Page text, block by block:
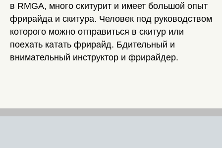
в RMGA, много скитурит и имеет большой опыт
фрирайда и скитура. Человек под руководством
которого можно отправиться в скитур или
поехать катать фрирайд. Бдительный и
внимательный инструктор и фрирайдер.